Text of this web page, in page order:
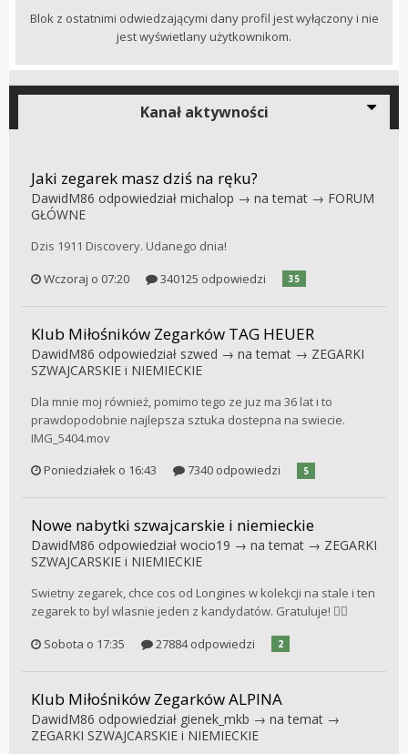
Blok z ostatnimi odwiedzającymi dany profil jest wyłączony i nie
jest wyświetlany użytkownikom.
Kanał aktywności
Jaki zegarek masz dziś na ręku?
DawidM86 odpowiedział michalop → na temat → FORUM
GŁÓWNE
Dzis 1911 Discovery. Udanego dnia!
Wczoraj o 07:20
340125 odpowiedzi 35
Klub Miłośników Zegarków TAG HEUER
DawidM86 odpowiedział szwed → na temat → ZEGARKI
SZWAJCARSKIE i NIEMIECKIE
Dla mnie moj również, pomimo tego ze juz ma 36 lat i to
prawdopodobnie najlepsza sztuka dostepna na swiecie.
IMG_5404.mov
Poniedziałek o 16:43
7340 odpowiedzi 5
Nowe nabytki szwajcarskie i niemieckie
DawidM86 odpowiedział wocio19 → na temat → ZEGARKI
SZWAJCARSKIE i NIEMIECKIE
Swietny zegarek, chce cos od Longines w kolekcji na stale i ten
zegarek to byl wlasnie jeden z kandydatów. Gratuluje! 👌🏻
Sobota o 17:35
27884 odpowiedzi 2
Klub Miłośników Zegarków ALPINA
DawidM86 odpowiedział gienek_mkb → na temat →
ZEGARKI SZWAJCARSKIE i NIEMIECKIE